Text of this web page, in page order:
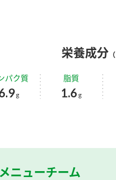
栄養成分
パク質
g
脂質
1.6 g
ニューチーム